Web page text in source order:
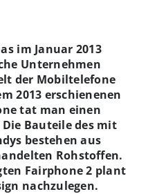
im Januar 2013
Unternehmen
der Mobiltelefone
2013 erschienenen
tat man einen
Bauteile des mit
bestehen aus
Rohstoffen.
Fairphone 2 plant
nachzulegen.